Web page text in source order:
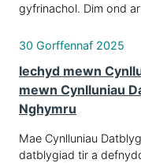
gyfrinachol. Dim ond
30 Gorffennaf 2025
Iechyd mewn
mewn Cynlluniau
Nghymru
Mae Cynlluniau
datblygiad tir a